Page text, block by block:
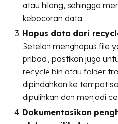
atau hilang, sehingga
kebocoran data.
Hapus data dari
Setelah menghapus file
pribadi, pastikan juga
recycle bin atau folder
dipindahkan ke tempat
dipulihkan dan menjadi
Dokumentasikan